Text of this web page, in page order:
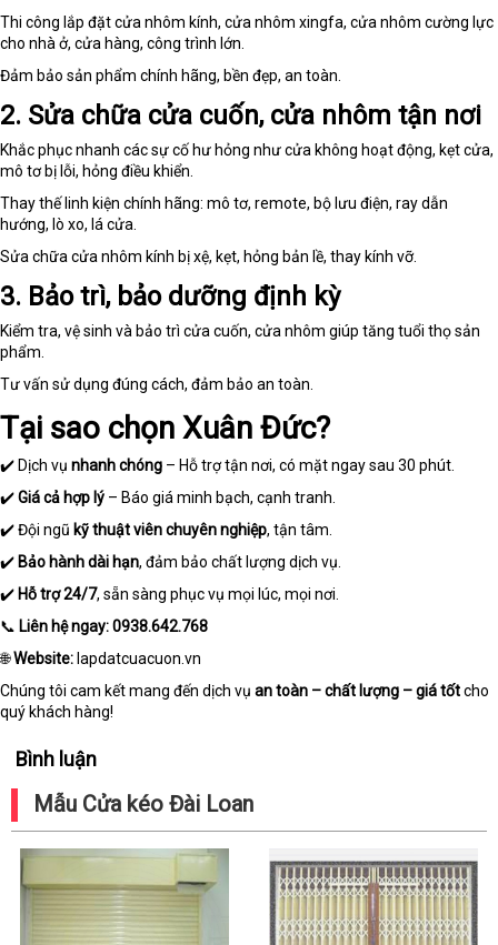
Thi công lắp đặt cửa nhôm kính, cửa nhôm xingfa, cửa nhôm cường lực
cho nhà ở, cửa hàng, công trình lớn.
Đảm bảo sản phẩm chính hãng, bền đẹp, an toàn.
2. Sửa chữa cửa cuốn, cửa nhôm tận nơi
Khắc phục nhanh các sự cố hư hỏng như cửa không hoạt động, kẹt cửa,
mô tơ bị lỗi, hỏng điều khiển.
Thay thế linh kiện chính hãng: mô tơ, remote, bộ lưu điện, ray dẫn
hướng, lò xo, lá cửa.
Sửa chữa cửa nhôm kính bị xệ, kẹt, hỏng bản lề, thay kính vỡ.
3. Bảo trì, bảo dưỡng định kỳ
Kiểm tra, vệ sinh và bảo trì cửa cuốn, cửa nhôm giúp tăng tuổi thọ sản
phẩm.
Tư vấn sử dụng đúng cách, đảm bảo an toàn.
Tại sao chọn Xuân Đức?
✔️ Dịch vụ nhanh chóng – Hỗ trợ tận nơi, có mặt ngay sau 30 phút.
✔️Giá cả hợp lý – Báo giá minh bạch, cạnh tranh.
✔️ Đội ngũ kỹ thuật viên chuyên nghiệp, tận tâm.
✔️ Bảo hành dài hạn, đảm bảo chất lượng dịch vụ.
✔️ Hỗ trợ 24/7, sẵn sàng phục vụ mọi lúc, mọi nơi.
📞 Liên hệ ngay:0938.642.768
🌐Website: lapdatcuacuon.vn
Chúng tôi cam kết mang đến dịch vụ an toàn – chất lượng – giá tốtcho
quý khách hàng!
Bình luận
Mẫu Cửa kéo Đài Loan